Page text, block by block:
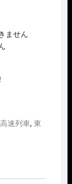
ません
速列車, 東